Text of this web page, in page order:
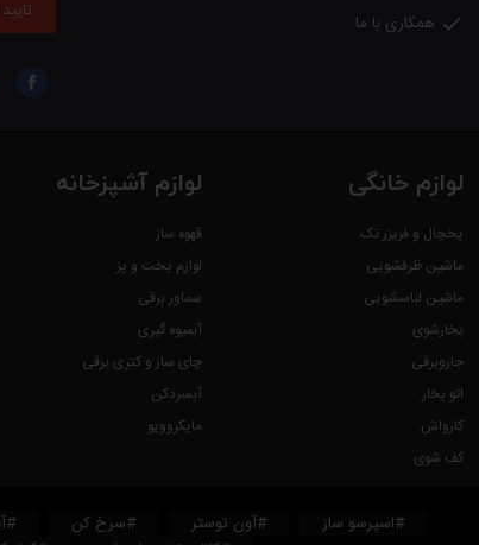
 همکاری با ما
لوازم خانگی
یخچال و فریزر تک
ماشین ظرفشویی
ماشین لباسشویی
بخارشوی
جاروبرقی
اتو بخار
کارواش
کف شوی
لوازم آشپزخانه
قهوه ساز
لوازم پخت و پز
سماور برقی
آبمیوه گیری
چای ساز و کتری برقی
آبسردکن
مایکروویو
#اسپرسو ساز #آون توستر #سرخ کن